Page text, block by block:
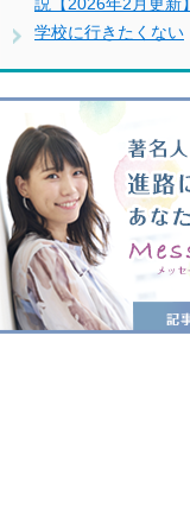
説【2026年2月更新】
学校に行きたくない